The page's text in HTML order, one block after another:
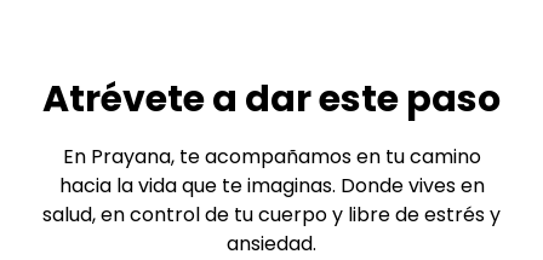
Atrévete a dar este paso
En Prayana, te acompañamos en tu camino
hacia la vida que te imaginas. Donde vives en
salud, en control de tu cuerpo y libre de estrés y
ansiedad.